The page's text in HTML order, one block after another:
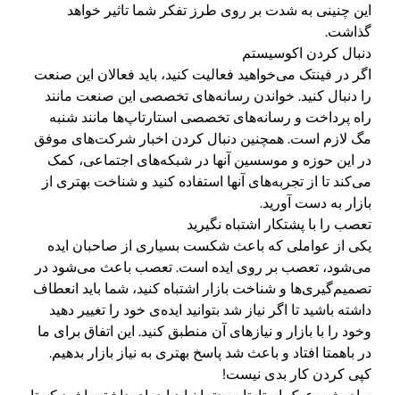
این چنینی به شدت بر روی طرز تفکر شما تاثیر خواهد
گذاشت.
دنبال کردن اکوسیستم
اگر در فینتک می‌خواهید فعالیت کنید، باید فعالان این صنعت
را دنبال کنید. خواندن رسانه‌های تخصصی این صنعت مانند
راه پرداخت و رسانه‌های تخصصی استارتاپ‌ها مانند شنبه
مگ لازم است. همچنین دنبال کردن اخبار شرکت‌های موفق
در این حوزه و موسسین آنها در شبکه‌های اجتماعی، کمک
می‌کند تا از تجربه‌های آنها استفاده کنید و شناخت بهتری از
بازار به دست آورید.
تعصب را با پشتکار اشتباه نگیرید
یکی از عواملی که باعث شکست بسیاری از صاحبان ایده‌
می‌شود، تعصب بر روی ایده‌ است. تعصب باعث می‌شود در
تصمیم‌گیری‌ها و شناخت بازار اشتباه کنید، شما باید انعطاف
داشته باشید تا اگر نیاز شد بتوانید ایده‌ی خود را تغییر دهید
وخود را با بازار و نیازهای آن منطبق کنید. این اتفاق برای ما
در باهمتا افتاد و باعث شد پاسخ بهتری به نیاز بازار بدهیم.
کپی کردن کار بدی نیست!